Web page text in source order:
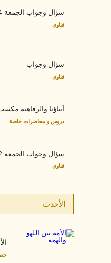
سؤال وجواب الجمعة 04 محرم 1448هـ
فتاوى
سؤال وجواب
فتاوى
أبناؤنا والرفاهية
دروس و محاضرات خاصة
سؤال وجواب الجمعة 12 ذو الحجة 1444هـ
فتاوى
الأحدث